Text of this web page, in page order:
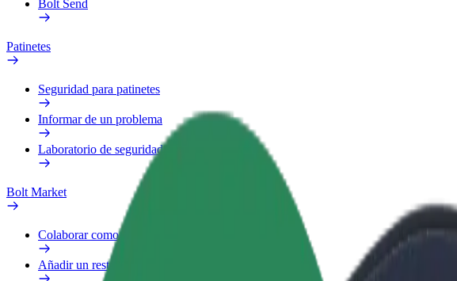
Bolt Send
Patinetes
Seguridad para patinetes
Informar de un problema
Laboratorio de seguridad
Bolt Market
Colaborar como repartidor
Añadir un restaurante o tienda